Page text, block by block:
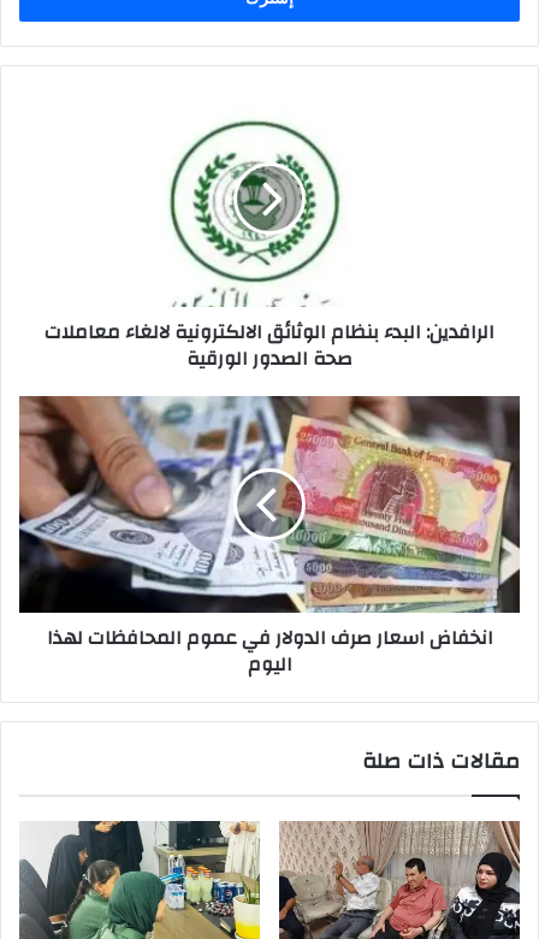
الورقيةالرافدين: البدء بنظام الوثائق الالكترونية لالغاء معاملات
صحة الصدور الورقية
انخفاض
صرف
الدولار
في
عموم
المحافظات
لهذا
اليوم
انخفاض اسعار صرف الدولار في عموم المحافظات لهذا
اليوم
مقالات ذات صلة